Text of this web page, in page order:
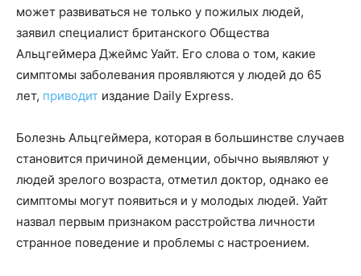
может развиваться не только у пожилых людей,
заявил специалист британского Общества
Альцгеймера Джеймс Уайт. Его слова о том, какие
симптомы заболевания проявляются у людей до 65
лет, приводит издание Daily Express.
Болезнь Альцгеймера, которая в большинстве случаев
становится причиной деменции, обычно выявляют у
людей зрелого возраста, отметил доктор, однако ее
симптомы могут появиться и у молодых людей. Уайт
назвал первым признаком расстройства личности
странное поведение и проблемы с настроением.